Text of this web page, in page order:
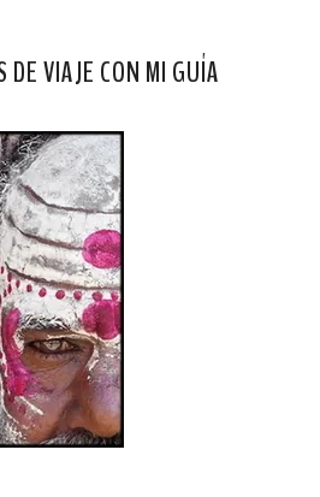
DE VIAJE CON MI GUÍA